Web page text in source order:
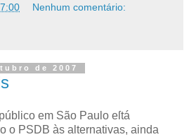
Nenhum comentário:
de 2007
em São Paulo eſtá
o PSDB às alternativas, ainda